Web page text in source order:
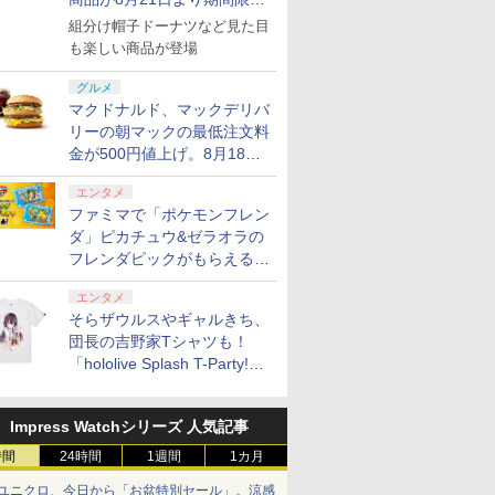
で発売
組分け帽子ドーナツなど見た目
も楽しい商品が登場
グルメ
マクドナルド、マックデリバ
リーの朝マックの最低注文料
金が500円値上げ。8月18日
より1,500円から受付
エンタメ
ファミマで「ポケモンフレン
ダ」ピカチュウ&ゼラオラの
フレンダピックがもらえるキ
ャンペーン開催！
エンタメ
そらザウルスやギャルきち、
団長の吉野家Tシャツも！
「hololive Splash T-Party!」
＆オンライン販売開始
Impress Watchシリーズ 人気記事
24時間 1週間 1カ月
ニクロ、今日から「お盆特別セール」。涼感